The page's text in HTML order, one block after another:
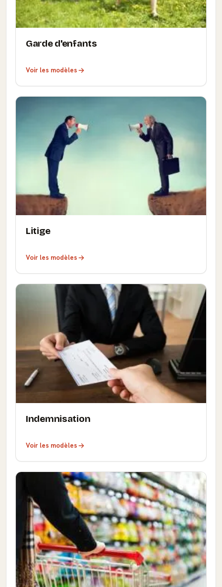
Garde d'enfants
Voir les modèles
Litige
Voir les modèles
Indemnisation
Voir les modèles